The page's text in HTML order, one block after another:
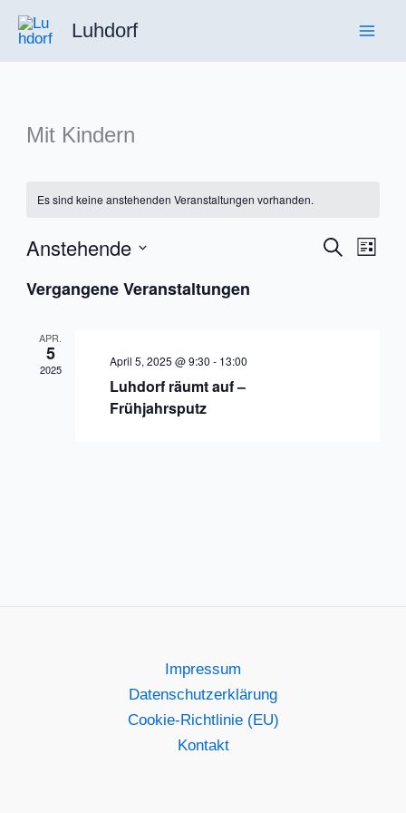
Zum
Inhalt
Luhdorf
Mit Kindern
Es sind keine anstehenden Veranstaltungen vorhanden.
Suche
Liste
Anstehende
wählen.
Vergangene Veranstaltungen
APR.
5
2025
April 5, 2025 @ 9:30 - 13:00
Luhdorf räumt auf –
Frühjahrsputz
Impressum
Datenschutzerklärung
Cookie-Richtlinie (EU)
Kontakt